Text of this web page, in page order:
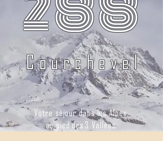
Courchevel
Votre séjour dans les Alpes,
au pied des 3 Vallées.